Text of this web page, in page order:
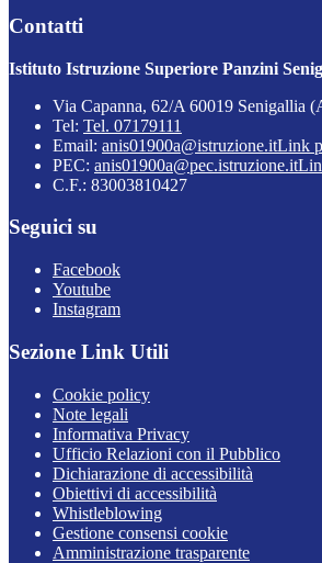
Contatti
Istituto Istruzione Superiore Panzini
Via Capanna, 62/A 60019 Senigallia
Tel: Tel. 07179111
Email: anis01900a@istruzione.itLink
PEC: anis01900a@pec.istruzione.it
C.F.: 83003810427
Seguici su
Facebook
Youtube
Instagram
Sezione Link Utili
Cookie policy
Note legali
Informativa Privacy
Ufficio Relazioni con il Pubblico
Dichiarazione di accessibilità
Obiettivi di accessibilità
Whistleblowing
Gestione consensi cookie
Amministrazione trasparente